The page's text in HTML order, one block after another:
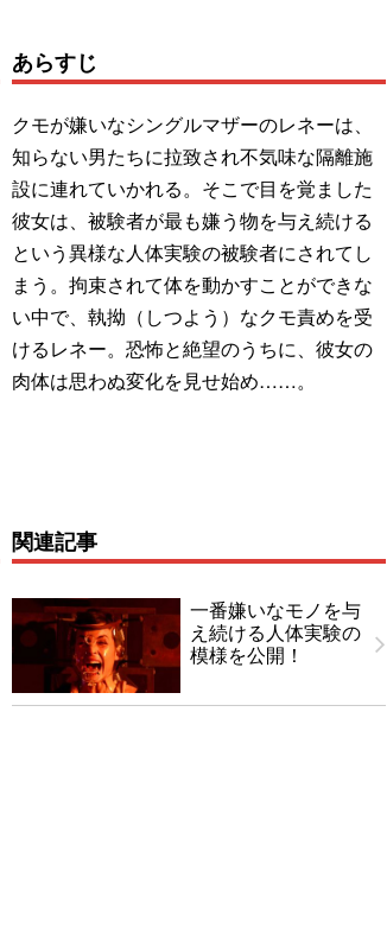
あらすじ
クモが嫌いなシングルマザーのレネーは、
知らない男たちに拉致され不気味な隔離施
設に連れていかれる。そこで目を覚ました
彼女は、被験者が最も嫌う物を与え続ける
という異様な人体実験の被験者にされてし
まう。拘束されて体を動かすことができな
い中で、執拗（しつよう）なクモ責めを受
けるレネー。恐怖と絶望のうちに、彼女の
肉体は思わぬ変化を見せ始め……。
関連記事
一番嫌いなモノを与
え続ける人体実験の
模様を公開！